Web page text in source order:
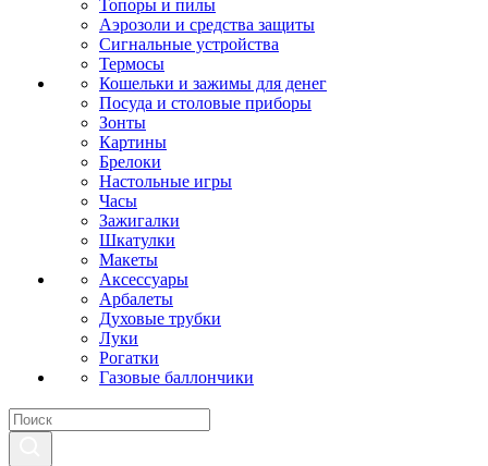
Топоры и пилы
Аэрозоли и средства защиты
Сигнальные устройства
Термосы
Кошельки и зажимы для денег
Посуда и столовые приборы
Зонты
Картины
Брелоки
Настольные игры
Часы
Зажигалки
Шкатулки
Макеты
Аксессуары
Арбалеты
Духовые трубки
Луки
Рогатки
Газовые баллончики